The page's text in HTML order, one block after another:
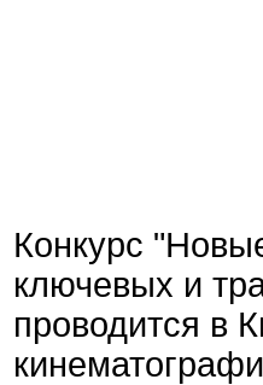
Конкурс
ключевых и
проводится в